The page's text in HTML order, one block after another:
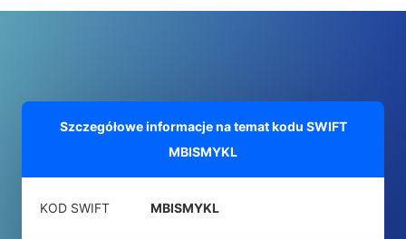
Szczegółowe informacje na temat kodu SWIFT
MBISMYKL
KOD SWIFT MBISMYKL